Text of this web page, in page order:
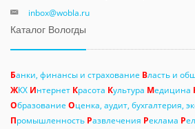
inbox@wobla.ru
Каталог Вологды
Банки, финансы и страхование Власть и
ЖКХ Интернет Красота Культура Медицина
Образование Оценка, аудит, бухгалтерия,
Промышленность Развлечения Реклама Р